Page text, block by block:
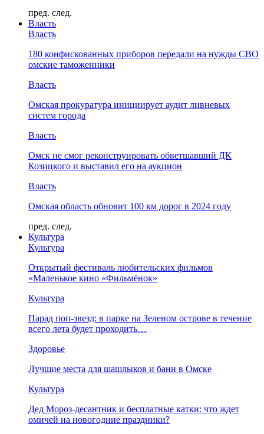
пред. след.
Власть
Власть
180 конфискованных приборов передали на нужды СВО
омские таможенники
Власть
Омская прокуратура инициирует аудит ливневых
систем города
Власть
Омск не смог реконструировать обветшавший ДК
Козицкого и выставил его на аукцион
Власть
Омская область обновит 100 км дорог в 2024 году
пред. след.
Культура
Культура
Открытый фестиваль любительских фильмов
«Маленькое кино «Фильмёнок»
Культура
Парад поп-звезд: в парке на Зеленом острове в течение
всего лета будет проходить…
Здоровье
Лучшие места для шашлыков и бани в Омске
Культура
Дед Мороз-десантник и бесплатные катки: что ждет
омичей на новогодние праздники?